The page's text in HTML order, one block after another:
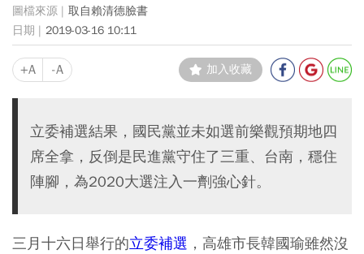
取自賴清德臉書
2019-03-16 10:11
+A -A 加入收藏
立委補選結果，國民黨並未如選前樂觀預期地四
席全拿，反倒是民進黨守住了三重、台南，穩住
陣腳，為2020大選注入一劑強心針。
三月十六日舉行的立委補選 ，高雄市長韓國瑜雖然沒